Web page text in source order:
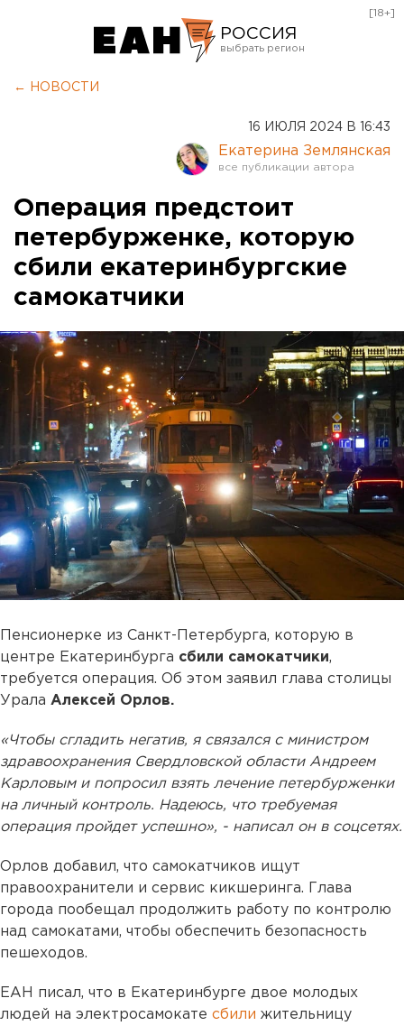
РОССИЯ
Оренбург
[18+]
← НОВОСТИ
16 ИЮЛЯ 2024 В 16:43
Екатерина Землянская
Операция предстоит
петербурженке, которую
сбили екатеринбургские
самокатчики
Пенсионерке из Санкт-Петербурга, которую в
центре Екатеринбурга сбили самокатчики,
требуется операция. Об этом заявил глава столицы
Урала Алексей Орлов.
«Чтобы сгладить негатив, я связался с министром
здравоохранения Свердловской области Андреем
Карловым и попросил взять лечение петербурженки
на личный контроль. Надеюсь, что требуемая
операция пройдет успешно», - написал он в соцсетях.
Орлов добавил, что самокатчиков ищут
правоохранители и сервис кикшеринга. Глава
города пообещал продолжить работу по контролю
над самокатами, чтобы обеспечить безопасность
пешеходов.
ЕАН писал, что в Екатеринбурге двое молодых
людей на электросамокате сбили жительницу